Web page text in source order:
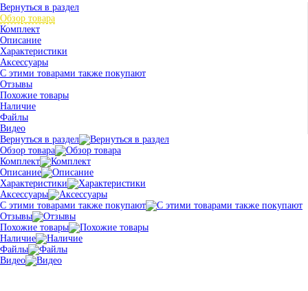
Вернуться в раздел
Обзор товара
Комплект
Описание
Характеристики
Аксессуары
С этими товарами также покупают
Отзывы
Похожие товары
Наличие
Файлы
Видео
Вернуться в раздел
Обзор товара
Комплект
Описание
Характеристики
Аксессуары
С этими товарами также покупают
Отзывы
Похожие товары
Наличие
Файлы
Видео